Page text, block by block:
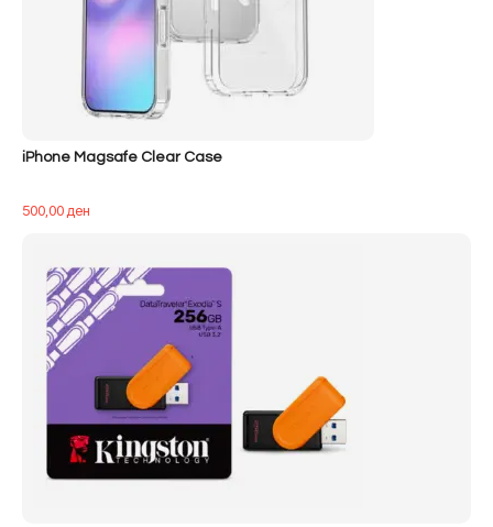
iPhone Magsafe Clear Case
500,00ден